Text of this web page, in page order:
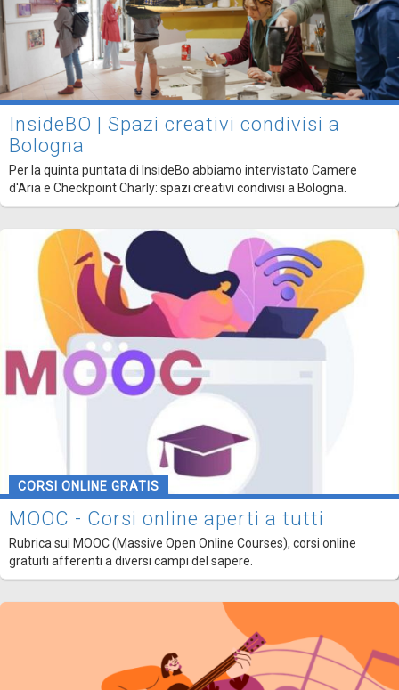
InsideBO | Spazi creativi condivisi a
Bologna
Per la quinta puntata di InsideBo abbiamo intervistato Camere
d'Aria e Checkpoint Charly: spazi creativi condivisi a Bologna.
CORSI ONLINE GRATIS
MOOC - Corsi online aperti a tutti
Rubrica sui MOOC (Massive Open Online Courses), corsi online
gratuiti afferenti a diversi campi del sapere.